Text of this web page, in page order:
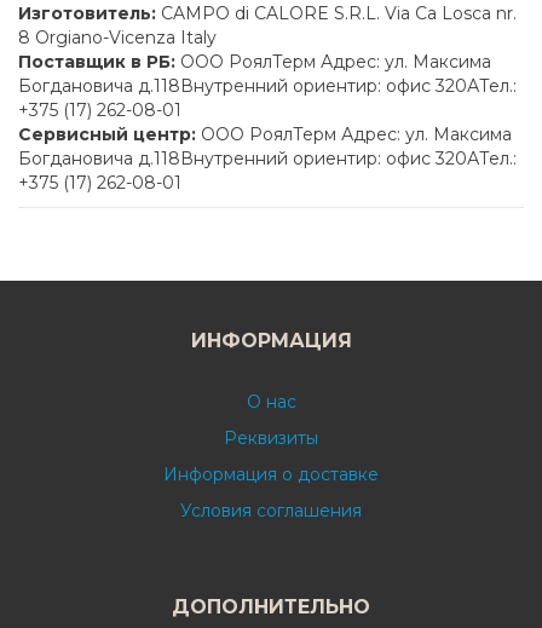
Изготовитель: CAMPO di CALORE S.R.L. Via Ca Losca nr.
8 Orgiano-Vicenza Italy
Поставщик в РБ: ООО РоялТерм Адрес: ул. Максима
Богдановича д.118Внутренний ориентир: офис 320АТел.:
+375 (17) 262-08-01
Сервисный центр: ООО РоялТерм Адрес: ул. Максима
Богдановича д.118Внутренний ориентир: офис 320АТел.:
+375 (17) 262-08-01
ИНФОРМАЦИЯ
О нас
Реквизиты
Информация о доставке
Условия соглашения
ДОПОЛНИТЕЛЬНО